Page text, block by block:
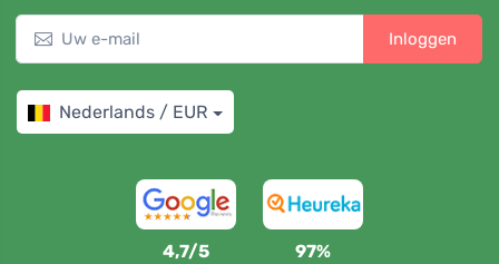
Inloggen
Nederlands / EUR
4,7/5 97%